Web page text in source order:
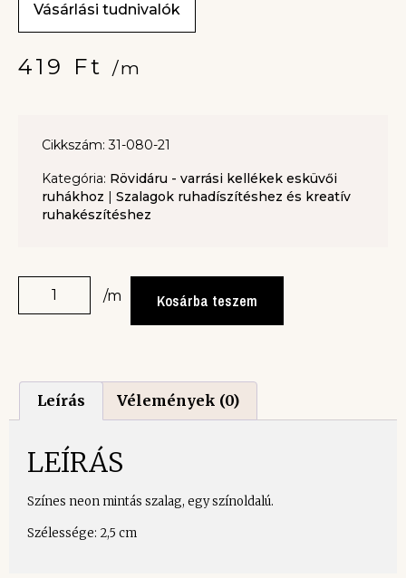
Vásárlási tudnivalók
419 Ft /m
Cikkszám: 31-080-21
Kategória: Rövidáru - varrási kellékek esküvői
ruhákhoz | Szalagok ruhadíszítéshez és kreatív
ruhakészítéshez
/m Kosárba teszem
Leírás Vélemények (0)
LEÍRÁS
Színes neon mintás szalag, egy színoldalú.
Szélessége: 2,5 cm